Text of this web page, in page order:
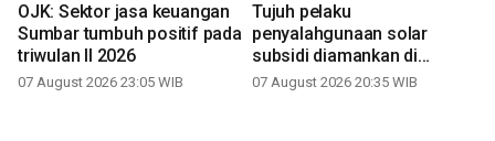
OJK: Sektor jasa keuangan
Sumbar tumbuh positif pada
triwulan II 2026
07 August 2026 23:05 WIB
Tujuh pelaku
penyalahgunaan solar
subsidi diamankan di
Sumbar
07 August 2026 20:35 WIB